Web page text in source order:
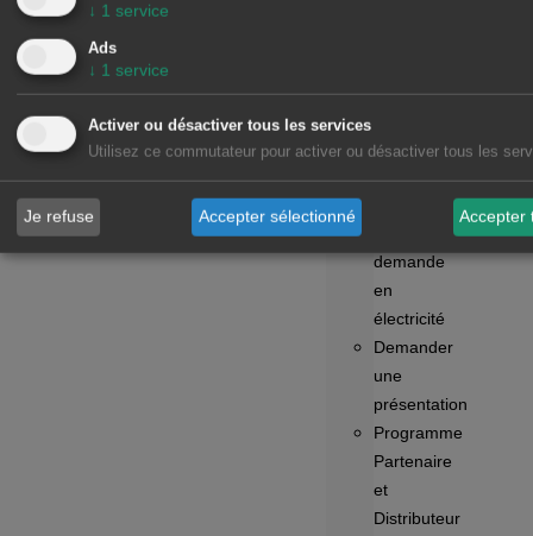
Actualités
:
demande
en
électricité
Demander
une
présentation
Programme
Partenaire
et
Distributeur
↓ 1 service
Ads
↓ 1 service
Activer ou désactiver tous les services
Utilisez ce commutateur pour activer ou désactiver tous les
Je refuse Accepter sélectionné Accepter